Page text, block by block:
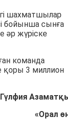
шахматшылар
бойынша сынға
әр жүріске
команда
қоры 3 миллион
Гүлфия
«Орал